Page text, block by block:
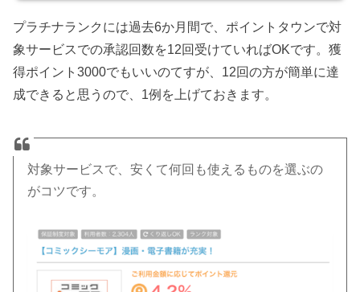
プラチナランクには過去6か月間で、ポイントタウンで対
象サービスでの承認回数を12回受けていればOKです。獲
得ポイント3000でもいいのてすが、12回の方が簡単に達
成できると思うので、1例を上げておきます。
対象サービスで、安くて何回も使えるものを選ぶの
がコツです。